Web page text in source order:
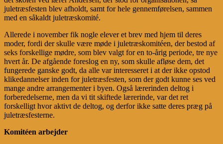
juletræsfesten blev afholdt, samt for hele gennemførelsen, sammen
med en såkaldt juletræskomité.
Allerede i november fik nogle elever et brev med hjem til deres
moder, fordi der skulle være møde i juletræskomitéen, der bestod af
seks forskellige mødre, som blev valgt for en to-årig periode, tre nye
hvert år. De afgående foreslog en ny, som skulle afløse dem, det
fungerede ganske godt, da alle var interesseret i at der ikke opstod
klikedannelser inden for juletræsfesten, som der godt kunne ses ved
mange andre arrangementer i byen. Også lærerinden deltog i
forberedelserne, men da vi tit skiftede lærerinde, var det ret
forskelligt hvor aktivt de deltog, og derfor ikke satte deres præg på
juletræsfesterne.
Komitéen arbejder